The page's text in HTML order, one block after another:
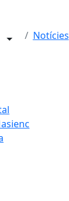
Notícies